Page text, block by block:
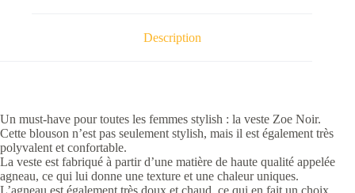
Description
Un must-have pour toutes les femmes stylish : la veste Zoe Noir.
Cette blouson n’est pas seulement stylish, mais il est également très
polyvalent et confortable.
La veste est fabriqué à partir d’une matière de haute qualité appelée
agneau, ce qui lui donne une texture et une chaleur uniques.